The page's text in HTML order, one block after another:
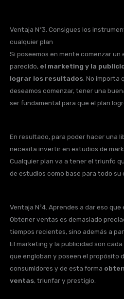
Ventaja Nº3. Consigues los
cualquier plan
Si poseemos en mente comenzar un
parecido, el marketing y la
lograr los resultados . No
deseamos comenzar, tener una
ser fundamental para que el plan
En resultado, para poder hacer una
necesita invertir en estudios de
Cualquier plan va a tener el triunfo
de estudios como base para todo su
Ventaja Nº4. Aprendes a dar eso
Obtener ventas es demasiado
tiempos recientes, sino además a
El marketing y la publicidad son
que engloban y poseen el propósito
consumidores y de esta forma
ventas, triunfar y prestigio.